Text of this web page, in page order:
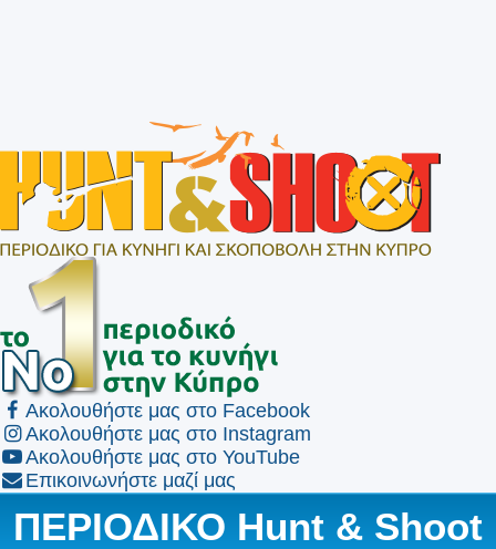
Ακολουθήστε μας στο Facebook
Ακολουθήστε μας στο Instagram
Ακολουθήστε μας στο YouTube
Επικοινωνήστε μαζί μας
ΠΕΡΙΟΔΙΚΟ Hunt & Shoot